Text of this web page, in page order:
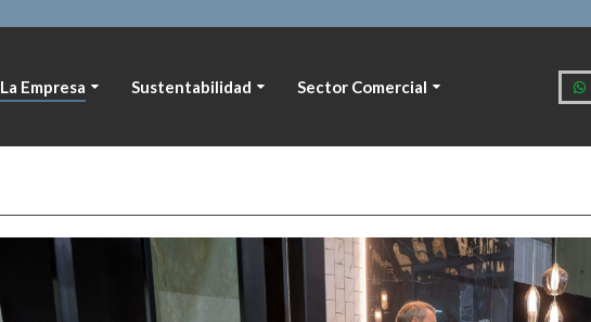
La Empresa Sustentabilidad Sector Comercial